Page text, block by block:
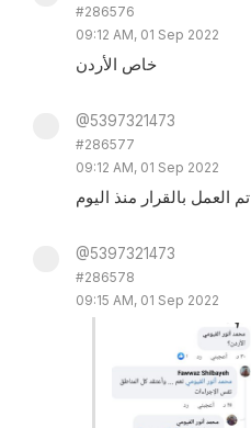
#286576
09:12 AM, 01 Sep 2022
خاص الأردن
@5397321473
#286577
09:12 AM, 01 Sep 2022
تم العمل بالقرار منذ اليوم
@5397321473
#286578
09:15 AM, 01 Sep 2022